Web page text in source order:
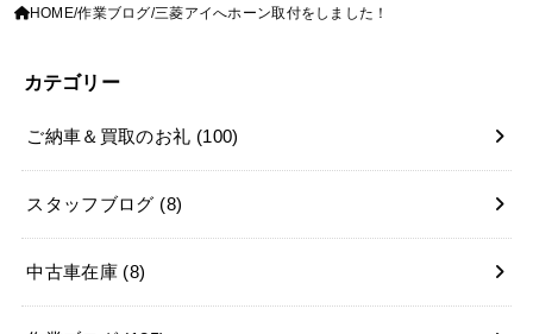
HOME 作業ブログ 三菱アイへホーン取付をしました！
カテゴリー
ご納車＆買取のお礼 (100)
スタッフブログ (8)
中古車在庫 (8)